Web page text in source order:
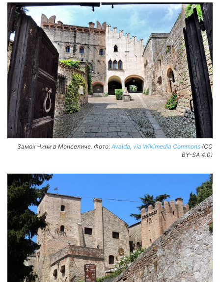
Замок Чини в Монселиче. Фото: Avalda, via Wikimedia Commons (CC
BY-SA 4.0)